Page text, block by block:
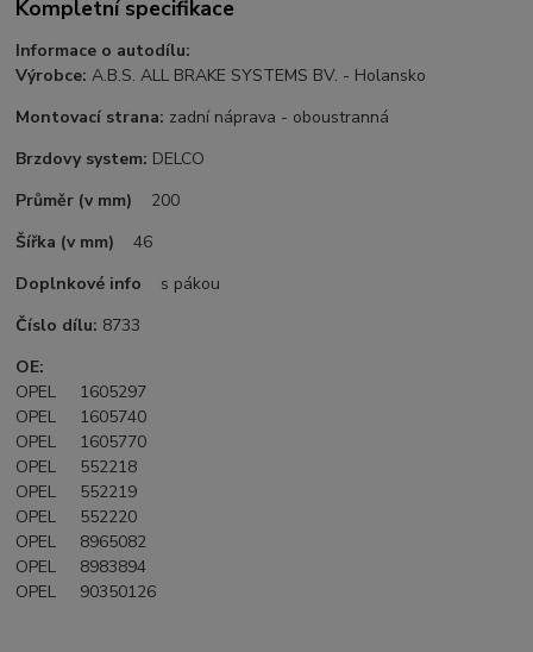
Kompletní specifikace
Informace o autodílu:
Výrobce:A.B.S. ALL BRAKE SYSTEMS BV. - Holansko
Montovací strana: zadní náprava - oboustranná
Brzdovy system: DELCO
Průměr (v mm) 200
Šířka (v mm)
46
Doplnkové info s pákou
Číslo dílu: 8733
OE:
OPEL 1605297
OPEL 1605740
OPEL 1605770
OPEL 552218
OPEL 552219
OPEL 552220
OPEL 8965082
OPEL 8983894
OPEL 90350126